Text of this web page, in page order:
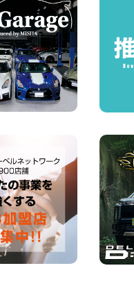
☆ お盆特別乗り放題
戸店
日産セレナが新入荷!!
県 中川かの里店